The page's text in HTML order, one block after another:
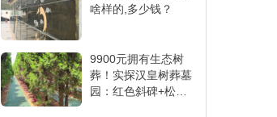
啥样的,多少钱？
9900元拥有生态树
葬！实探汉皇树葬墓
园：红色斜碑+松树